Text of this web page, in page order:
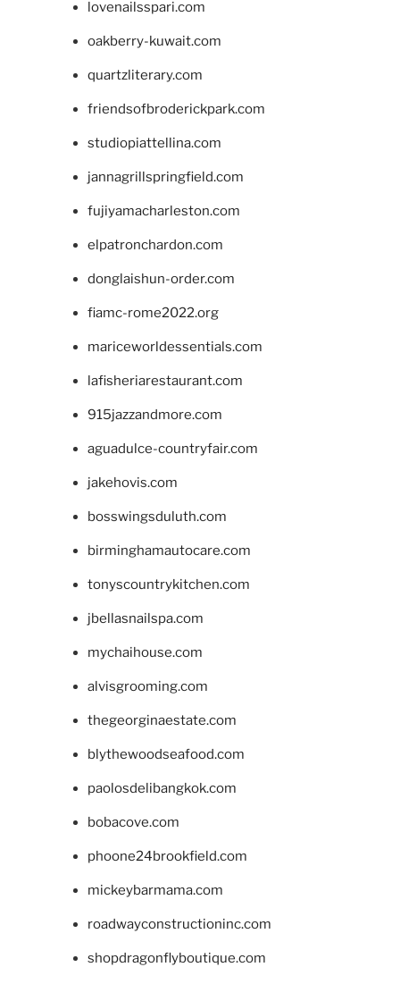
lovenailsspari.com
oakberry-kuwait.com
quartzliterary.com
friendsofbroderickpark.com
studiopiattellina.com
jannagrillspringfield.com
fujiyamacharleston.com
elpatronchardon.com
donglaishun-order.com
fiamc-rome2022.org
mariceworldessentials.com
lafisheriarestaurant.com
915jazzandmore.com
aguadulce-countryfair.com
jakehovis.com
bosswingsduluth.com
birminghamautocare.com
tonyscountrykitchen.com
jbellasnailspa.com
mychaihouse.com
alvisgrooming.com
thegeorginaestate.com
blythewoodseafood.com
paolosdelibangkok.com
bobacove.com
phoone24brookfield.com
mickeybarmama.com
roadwayconstructioninc.com
shopdragonflyboutique.com